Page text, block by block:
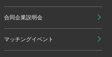
合同企業説明会
マッチングイベント